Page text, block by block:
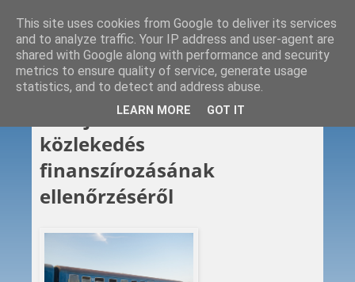
2012. 08. 15.
ÁSZ: jelentés a vasúti
közlekedés
finanszírozásának
ellenőrzéséről
This site uses cookies from Google to deliver its services
and to analyze traffic. Your IP address and user-agent are
shared with Google along with performance and security
metrics to ensure quality of service, generate usage
statistics, and to detect and address abuse.
LEARN MORE GOT IT